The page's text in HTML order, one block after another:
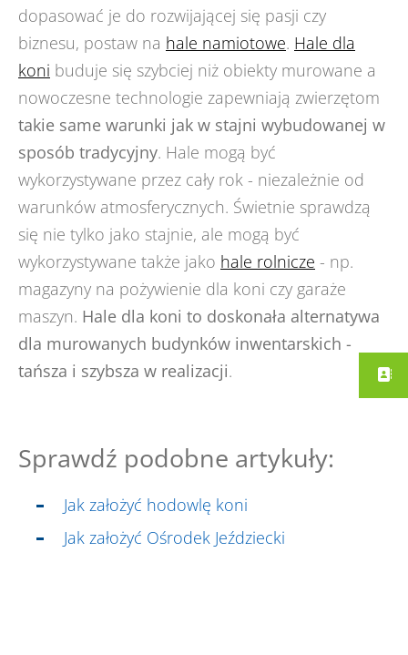
dopasować je do rozwijającej się pasji czy
biznesu, postaw na hale namiotowe. Hale dla
koni buduje się szybciej niż obiekty murowane a
nowoczesne technologie zapewniają zwierzętom
takie same warunki jak w stajni wybudowanej w
sposób tradycyjny. Hale mogą być
wykorzystywane przez cały rok - niezależnie od
warunków atmosferycznych. Świetnie sprawdzą
się nie tylko jako stajnie, ale mogą być
wykorzystywane także jako hale rolnicze - np.
magazyny na pożywienie dla koni czy garaże
maszyn. Hale dla koni to doskonała alternatywa
dla murowanych budynków inwentarskich -
tańsza i szybsza w realizacji.
Sprawdź podobne artykuły:
Jak założyć hodowlę koni
Jak założyć Ośrodek Jeździecki